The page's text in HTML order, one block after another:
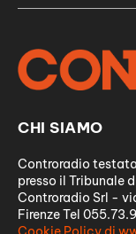
CHI SIAMO
Controradio
presso il Tribunale
Controradio Srl -
Firenze Tel